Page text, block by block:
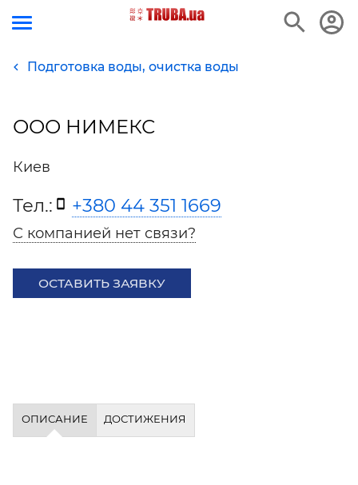
Подготовка воды, очистка воды
ООО НИМЕКС
Киев
Тел.: +380 44 351 1669
С компанией нет связи?
ОСТАВИТЬ ЗАЯВКУ
ОПИСАНИЕ ДОСТИЖЕНИЯ